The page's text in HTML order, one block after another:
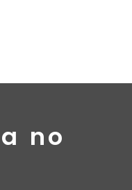
no